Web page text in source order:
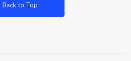
Back to Top